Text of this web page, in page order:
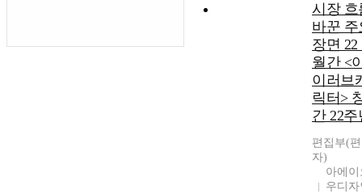
시장 흐
바꾼 주
장면 22
월간 <
이러브
릭터>
간 22주
편집부(
자)
아에이
우디자